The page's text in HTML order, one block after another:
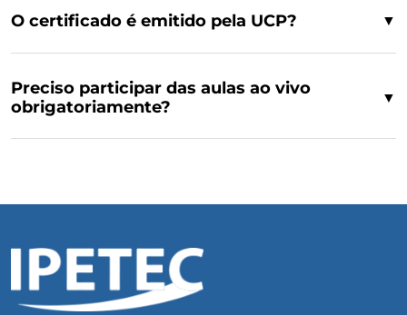
O certificado é emitido pela UCP? ▼
Preciso participar das aulas ao vivo
obrigatoriamente?
▼